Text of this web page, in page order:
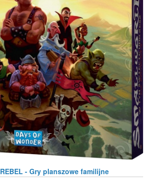
REBEL - Gry planszowe familijne